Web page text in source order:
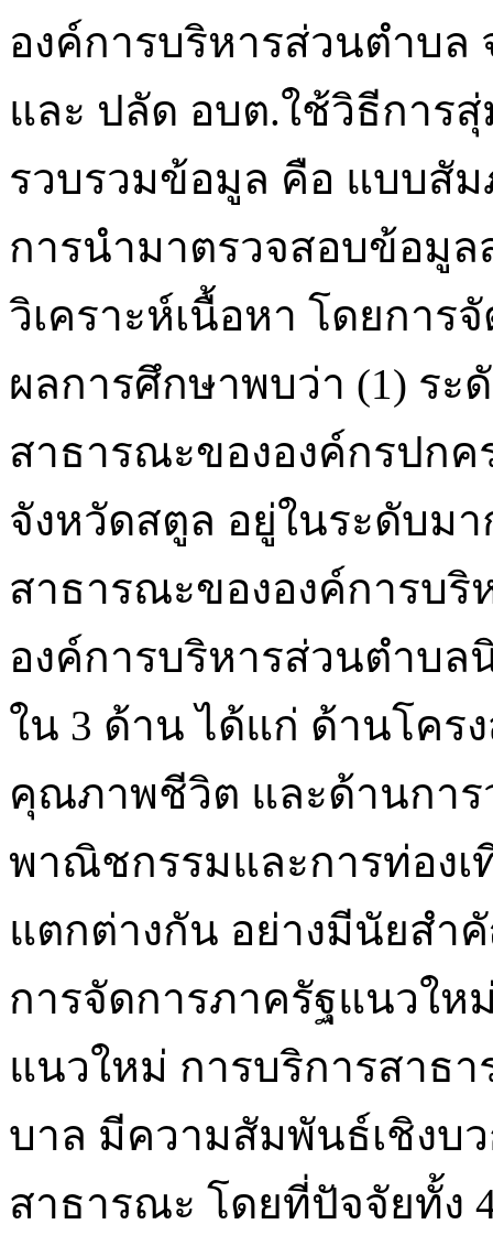
องค์การบริหารส่วนตำบ
และ ปลัด อบต.ใช้วิธีการสุ่
รวบรวมข้อมูล คือ แบบสั
การนำมาตรวจสอบข้อมู
วิเคราะห์เนื้อหา โดยการ
ผลการศึกษาพบว่า (1) ระ
สาธารณะขององค์กรปกค
จังหวัดสตูล อยู่ในระดับม
สาธารณะขององค์การบ
องค์การบริหารส่วนตำบ
ใน 3 ด้าน ได้แก่ ด้านโคร
คุณภาพชีวิต และด้านการ
พาณิชกรรมและการท่อง
แตกต่างกัน อย่างมีนัยสำ
การจัดการภาครัฐแนวให
แนวใหม่ การบริการสาธ
บาล มีความสัมพันธ์เชิงบ
สาธารณะ โดยที่ปัจจัยทั้ง